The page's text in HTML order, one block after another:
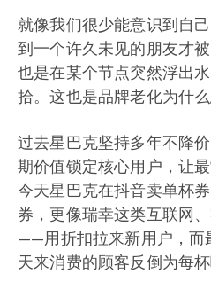
就像我们很少能意识到自
到一个许久未见的朋友才
也是在某个节点突然浮出
拾。这也是品牌老化为什
过去星巴克坚持多年不降
期价值锁定核心用户，让
今天星巴克在抖音卖单杯
券，更像瑞幸这类互联网
——用折扣拉来新用户，而
天来消费的顾客反倒为每